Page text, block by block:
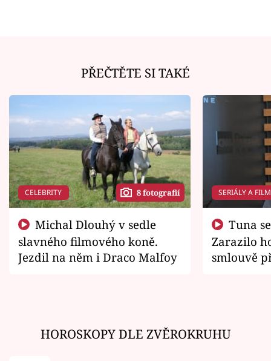
PŘEČTĚTE SI TAKÉ
CELEBRITY 8 fotografií
slavného filmového koně.
Jezdil na něm i Draco Malfoy
SERIÁLY A
Zarazilo
smlouvě
HOROSKOPY DLE ZVĚROKRUHU